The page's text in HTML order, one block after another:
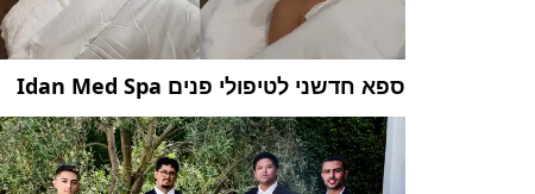
ספא חדשני לטיפולי פנים Idan Med Spa